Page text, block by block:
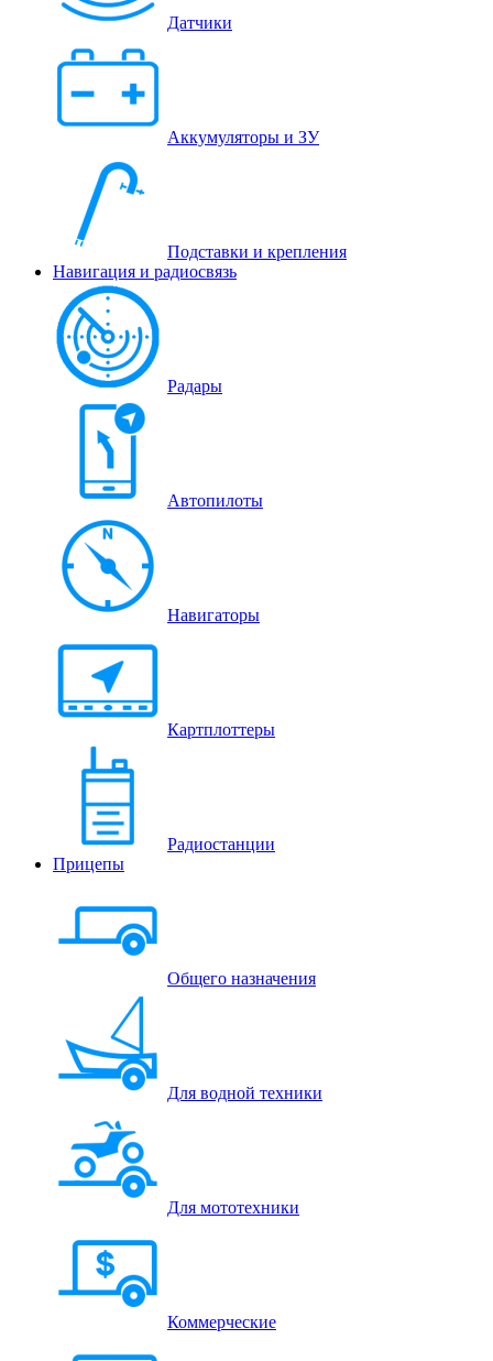
Датчики
Аккумуляторы и ЗУ
Подставки и крепления
Навигация и радиосвязь
Радары
Автопилоты
Навигаторы
Картплоттеры
Радиостанции
Прицепы
Общего назначения
Для водной техники
Для мототехники
Коммерческие